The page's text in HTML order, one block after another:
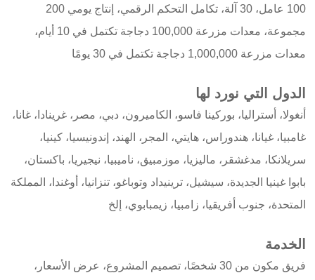
100 عامل، 30 آلة، تكامل التحكم الرقمي، إنتاج يومي 200
مجموعة، معدات مزرعة 100,000 دجاجة تكتمل في 10 أيام،
معدات مزرعة 1,000,000 دجاجة تكتمل في 30 يومًا
الدول التي نورد لها
أنغولا، أستراليا، بوركينا فاسو، الكاميرون، دبي، مصر، غرينادا، غانا،
غامبيا، غيانا، هندوراس، هايتي، المجر، الهند، إندونيسيا، كينيا،
سريلانكا، مدغشقر، ماليزيا، موزمبيق، ناميبيا، نيجيريا، باكستان،
بابوا غينيا الجديدة، سيشيل، ترينيداد وتوباغو، تنزانيا، أوغندا، المملكة
المتحدة، جنوب أفريقيا، زامبيا، زيمبابوي، إلخ
الخدمة
فريق مكون من 30 شخصًا، تصميم المشروع، عرض الأسعار،